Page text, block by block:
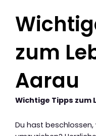
zum
Aarau
Wichtige Tipps zum
Du hast